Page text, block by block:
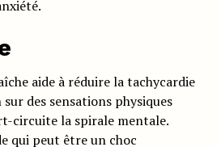
aide à réduire la tachycardie
des sensations physiques
circuite la spirale mentale.
qui peut être un choc